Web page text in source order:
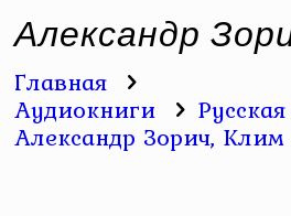
Александр
Главная
Аудиокниги
Александр Зорич,